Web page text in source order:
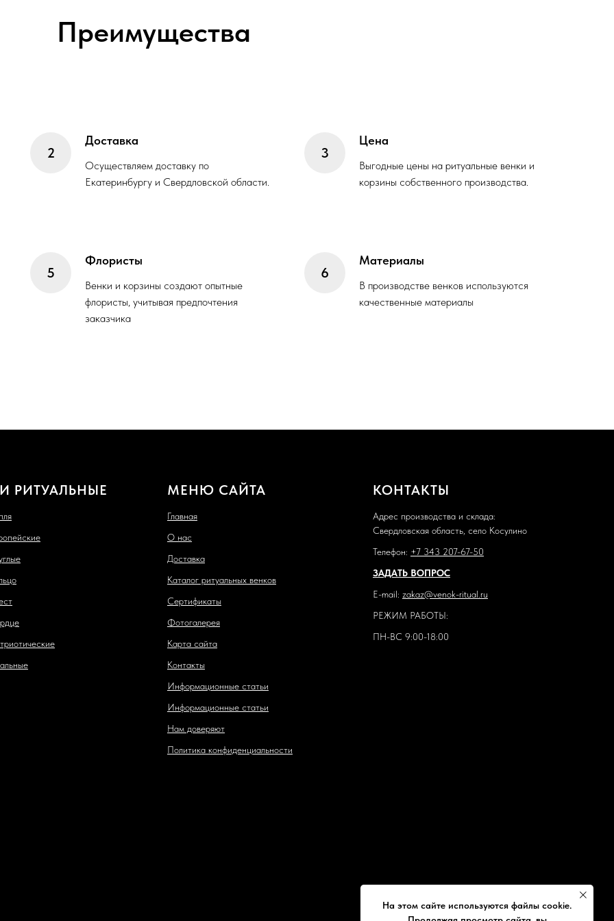
На этом сайте используются файлы cookie.
Преимущества
Доставка
Осуществляем доставку по
Екатеринбургу и Свердловской области.
Цена
Выгодные цены на ритуальные венки и
корзины собственного производства.
Флористы
Венки и корзины создают опытные
флористы, учитывая предпочтения
заказчика
Материалы
В производстве венков используются
качественные материалы
РИТУАЛЬНЫЕ МЕНЮ САЙТА
Главная
О нас
Доставка
Каталог ритуальных венков
Сертификаты
Фотогалерея
Карта сайта
Контакты
Информационные статьи
Информационные статьи
Нам доверяют
Политика конфиденциальности
КОНТАКТЫ
Адрес производства и склада:
Свердловская область, село Косулино
Телефон: +7 343 207-67-50
ЗАДАТЬ ВОПРОС
E-mail: zakaz@venok-ritual.ru
РЕЖИМ РАБОТЫ:
ПН-ВС 9:00-18:00